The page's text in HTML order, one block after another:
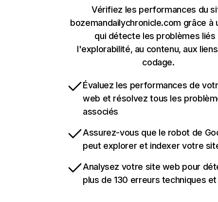
Vérifiez les performances du
bozemandailychronicle.com grâce à
qui détecte les problèmes liés
l'explorabilité, au contenu, aux
codage.
Évaluez les performances de
web et résolvez tous les
associés
Assurez-vous que le robot de
peut explorer et indexer votre
Analysez votre site web pour
plus de 130 erreurs techniques et